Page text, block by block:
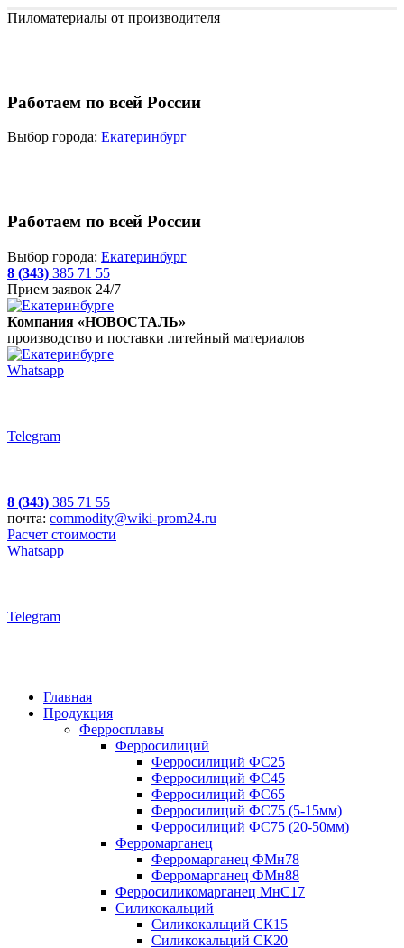
Пиломатериалы от производителя
Работаем по всей России
Выбор города: Екатеринбург
Работаем по всей России
Выбор города: Екатеринбург
8 (343) 385 71 55
Прием заявок 24/7
Компания «НОВОСТАЛЬ»
производство и поставки литейный материалов
Whatsapp
Telegram
8 (343) 385 71 55
почта: commodity@wiki-prom24.ru
Расчет стоимости
Whatsapp
Telegram
Главная
Продукция
Ферросплавы
Ферросилиций
Ферросилиций ФС25
Ферросилиций ФС45
Ферросилиций ФС65
Ферросилиций ФС75 (5-15мм)
Ферросилиций ФС75 (20-50мм)
Ферромарганец
Ферромарганец ФМн78
Ферромарганец ФМн88
Ферросиликомарганец МнС17
Силикокальций
Силикокальций СК15
Силикокальций СК20